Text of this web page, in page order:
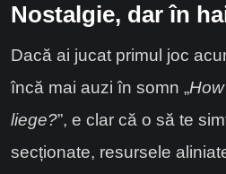
Nostalgie, dar în
Dacă ai jucat primul joc
încă mai auzi în somn „
liege?”, e clar că o să te
secționate, resursele